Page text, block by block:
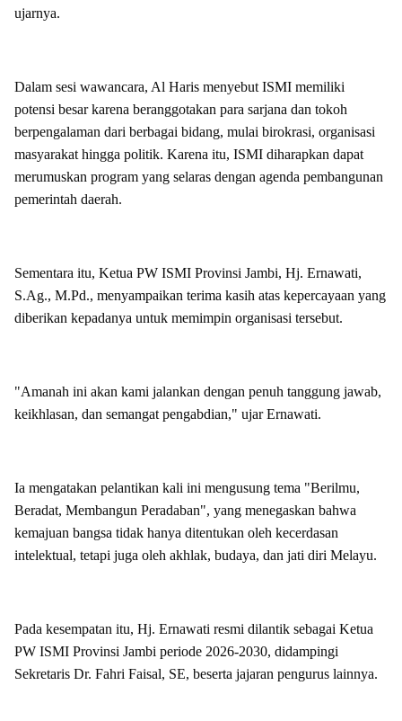
ujarnya.
Dalam sesi wawancara, Al Haris menyebut ISMI memiliki
potensi besar karena beranggotakan para sarjana dan tokoh
berpengalaman dari berbagai bidang, mulai birokrasi, organisasi
masyarakat hingga politik. Karena itu, ISMI diharapkan dapat
merumuskan program yang selaras dengan agenda pembangunan
pemerintah daerah.
Sementara itu, Ketua PW ISMI Provinsi Jambi, Hj. Ernawati,
S.Ag., M.Pd., menyampaikan terima kasih atas kepercayaan yang
diberikan kepadanya untuk memimpin organisasi tersebut.
"Amanah ini akan kami jalankan dengan penuh tanggung jawab,
keikhlasan, dan semangat pengabdian," ujar Ernawati.
Ia mengatakan pelantikan kali ini mengusung tema "Berilmu,
Beradat, Membangun Peradaban", yang menegaskan bahwa
kemajuan bangsa tidak hanya ditentukan oleh kecerdasan
intelektual, tetapi juga oleh akhlak, budaya, dan jati diri Melayu.
Pada kesempatan itu, Hj. Ernawati resmi dilantik sebagai Ketua
PW ISMI Provinsi Jambi periode 2026-2030, didampingi
Sekretaris Dr. Fahri Faisal, SE, beserta jajaran pengurus lainnya.